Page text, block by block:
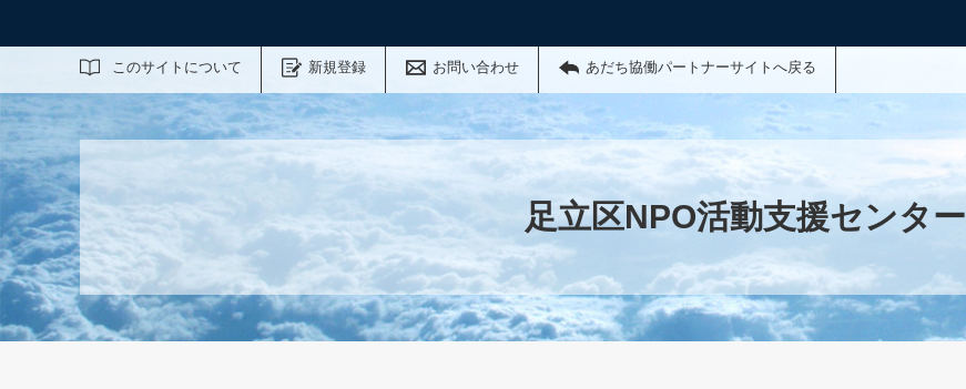
このサイトについて 新規登録 お問い合わせ あだち協働パートナーサイトへ戻る
サイト内検索
足立区NPO活動支援センター